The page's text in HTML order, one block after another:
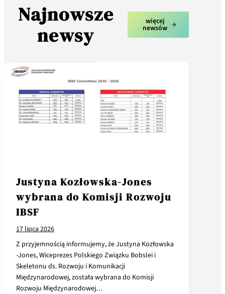
Najnowsze
newsy
więcej
newsów
Justyna Kozłowska-Jones
wybrana do Komisji Rozwoju
IBSF
17 lipca 2026
Z przyjemnością informujemy, że Justyna Kozłowska
-Jones, Wiceprezes Polskiego Związku Bobslei i
Skeletonu ds. Rozwoju i Komunikacji
Międzynarodowej, została wybrana do Komisji
Rozwoju Międzynarodowej…